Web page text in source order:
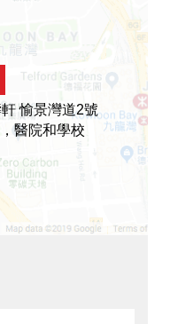
愉景灣道2號
醫院和學校